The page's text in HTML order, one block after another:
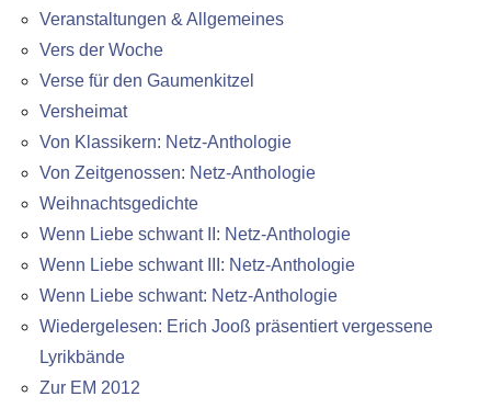
Veranstaltungen & Allgemeines
Vers der Woche
Verse für den Gaumenkitzel
Versheimat
Von Klassikern: Netz-Anthologie
Von Zeitgenossen: Netz-Anthologie
Weihnachtsgedichte
Wenn Liebe schwant II: Netz-Anthologie
Wenn Liebe schwant III: Netz-Anthologie
Wenn Liebe schwant: Netz-Anthologie
Wiedergelesen: Erich Jooß präsentiert vergessene
Lyrikbände
Zur EM 2012